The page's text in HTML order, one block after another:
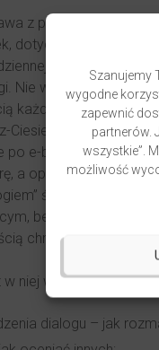
Szanujemy
wygodne
zapewnić
partnerów.
wszystkie”.
możliwość
z psychologiem” to
dotyczących
komunikacji z
Nie ważne, czy
każdy odszuka w niej
Ciesielska, są
po e-book sięgnąć
a oprawa
świetnie nadaje
bez względu na
chrześcijańską, ale
w niej wskazówki
dialogu – jak